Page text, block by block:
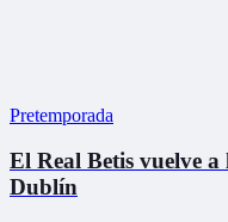
Pretemporada
El Real Betis vuelve
Dublín